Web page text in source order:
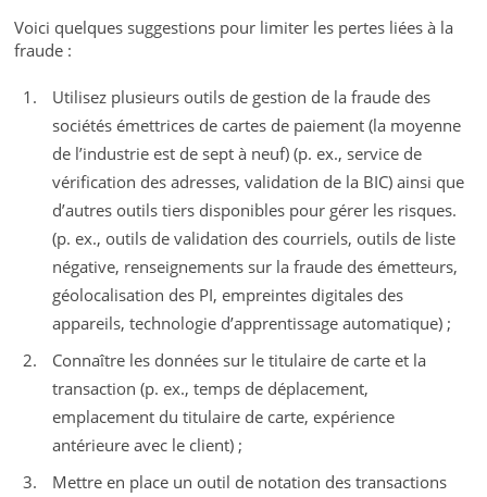
Voici quelques suggestions pour limiter les pertes liées à la
fraude :
Utilisez plusieurs outils de gestion de la fraude des
sociétés émettrices de cartes de paiement (la moyenne
de l’industrie est de sept à neuf) (p. ex., service de
vérification des adresses, validation de la BIC) ainsi que
d’autres outils tiers disponibles pour gérer les risques.
(p. ex., outils de validation des courriels, outils de liste
négative, renseignements sur la fraude des émetteurs,
géolocalisation des PI, empreintes digitales des
appareils, technologie d’apprentissage automatique) ;
Connaître les données sur le titulaire de carte et la
transaction (p. ex., temps de déplacement,
emplacement du titulaire de carte, expérience
antérieure avec le client) ;
Mettre en place un outil de notation des transactions